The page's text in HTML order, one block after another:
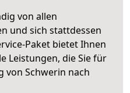
von allen
und sich stattdessen
Paket bietet Ihnen
Leistungen, die Sie für
von Schwerin nach